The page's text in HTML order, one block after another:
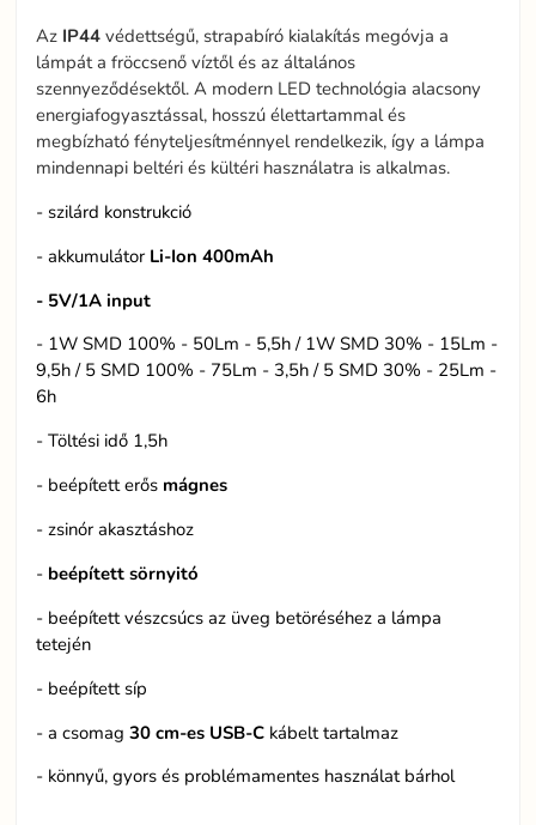
Az IP44 védettségű, strapabíró kialakítás megóvja a
lámpát a fröccsenő víztől és az általános
szennyeződésektől. A modern LED technológia alacsony
energiafogyasztással, hosszú élettartammal és
megbízható fényteljesítménnyel rendelkezik, így a lámpa
mindennapi beltéri és kültéri használatra is alkalmas.
- szilárd konstrukció
- akkumulátor Li-Ion 400mAh
- 5V/1A input
- 1W SMD 100% - 50Lm - 5,5h / 1W SMD 30% - 15Lm -
9,5h / 5 SMD 100% - 75Lm - 3,5h / 5 SMD 30% - 25Lm -
6h
- Töltési idő 1,5h
- beépített erős mágnes
- zsinór akasztáshoz
- beépített sörnyitó
- beépített vészcsúcs az üveg betöréséhez a lámpa
tetején
- beépített síp
- a csomag30 cm-es USB-C kábelt tartalmaz
- könnyű, gyors és problémamentes használat bárhol